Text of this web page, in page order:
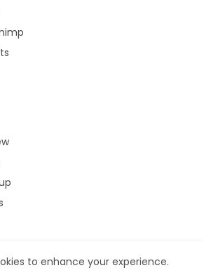
Contact us Privacy Policy
to enhance your experience.